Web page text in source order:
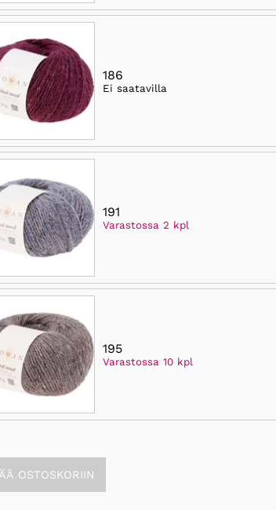
186
Ei saatavilla
191
Varastossa 2 kpl
195
Varastossa 10 kpl